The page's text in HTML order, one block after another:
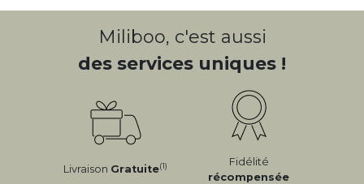
Miliboo, c'est aussi
des services uniques !
Livraison Gratuite(1)
Fidélité
récompensée